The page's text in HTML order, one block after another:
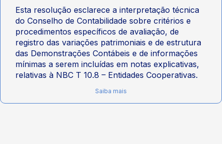
Esta resolução esclarece a interpretação técnica
do Conselho de Contabilidade sobre critérios e
procedimentos específicos de avaliação, de
registro das variações patrimoniais e de estrutura
das Demonstrações Contábeis e de informações
mínimas a serem incluídas em notas explicativas,
relativas à NBC T 10.8 – Entidades Cooperativas.
Saiba mais